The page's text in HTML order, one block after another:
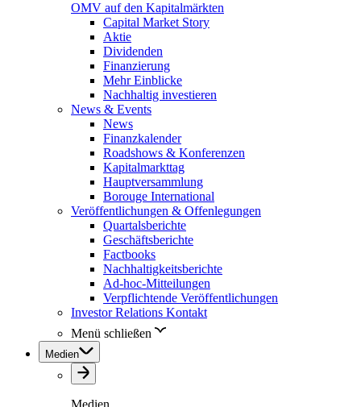
OMV auf den Kapitalmärkten
Capital Market Story
Aktie
Dividenden
Finanzierung
Mehr Einblicke
Nachhaltig investieren
News & Events
News
Finanzkalender
Roadshows & Konferenzen
Kapitalmarkttag
Hauptversammlung
Borouge International
Veröffentlichungen & Offenlegungen
Quartalsberichte
Geschäftsberichte
Factbooks
Nachhaltigkeitsberichte
Ad-hoc-Mitteilungen
Verpflichtende Veröffentlichungen
Investor Relations Kontakt
Menü schließen
Medien
Medien